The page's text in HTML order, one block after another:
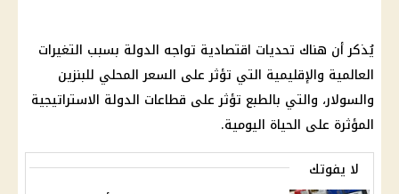
يُذكر أن هناك تحديات اقتصادية تواجه الدولة بسبب التغيرات
العالمية والإقليمية التي تؤثر على السعر المحلي للبنزين
والسولار، والتي بالطبع تؤثر على قطاعات الدولة الاستراتيجية
المؤثرة على الحياة اليومية.
لا يفوتك